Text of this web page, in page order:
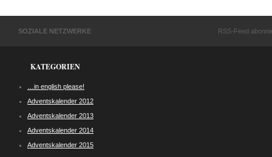
SOZIALE NETZWERKE RSS-Feed
KATEGORIEN
…in english please!
Adventskalender 2012
Adventskalender 2013
Adventskalender 2014
Adventskalender 2015